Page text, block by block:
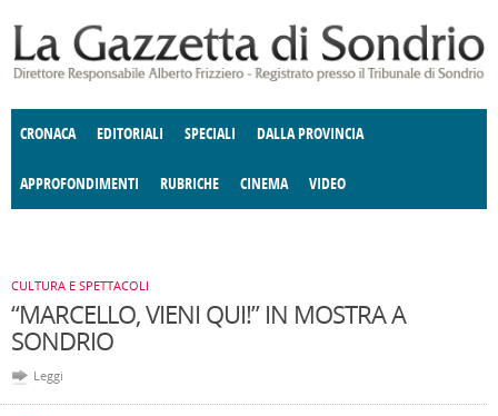
CRONACA EDITORIALI SPECIALI DALLA PROVINCIA
APPROFONDIMENTI
E SPETTACOLI POLITICA
RUBRICHE
DELLE IDEE FATTI DELLO SPIRITO
CINEMA VIDEO
CULTURA E SPETTACOLI
“MARCELLO, VIENI QUI!” IN MOSTRA A
SONDRIO
Leggi